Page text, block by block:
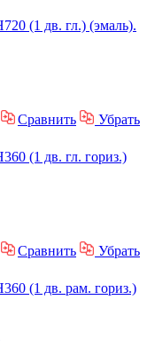
Сравнить
Убрать
Сравнить
Убрать